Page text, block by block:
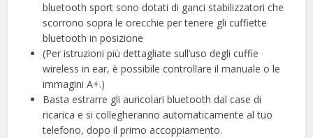
bluetooth sport sono dotati di ganci stabilizzatori che
scorrono sopra le orecchie per tenere gli cuffiette
bluetooth in posizione
(Per istruzioni più dettagliate sull’uso degli cuffie
wireless in ear, è possibile controllare il manuale o le
immagini A+.)
Basta estrarre gli auricolari bluetooth dal case di
ricarica e si collegheranno automaticamente al tuo
telefono, dopo il primo accoppiamento.